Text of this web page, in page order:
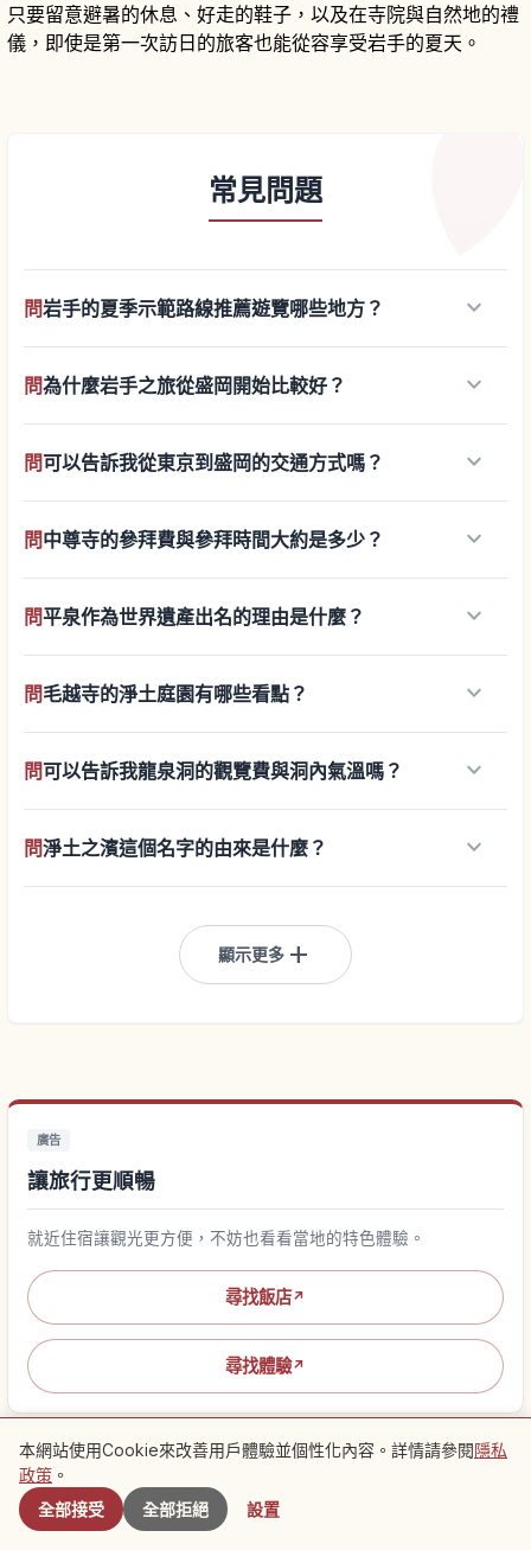
只要留意避暑的休息、好走的鞋子，以及在寺院與自然地的禮
儀，即使是第一次訪日的旅客也能從容享受岩手的夏天。
常見問題
問岩手的夏季示範路線推薦遊覽哪些地方？ keyboard_arrow_down
問為什麼岩手之旅從盛岡開始比較好？ keyboard_arrow_down
問可以告訴我從東京到盛岡的交通方式嗎？ keyboard_arrow_down
問中尊寺的參拜費與參拜時間大約是多少？ keyboard_arrow_down
問平泉作為世界遺產出名的理由是什麼？ keyboard_arrow_down
問毛越寺的淨土庭園有哪些看點？ keyboard_arrow_down
問可以告訴我龍泉洞的觀覽費與洞內氣溫嗎？ keyboard_arrow_down
問淨土之濱這個名字的由來是什麼？ keyboard_arrow_down
顯示更多 add
廣告
讓旅行更順暢
就近住宿讓觀光更方便，不妨也看看當地的特色體驗。
尋找飯店↗
尋找體驗↗
岩手縣的熱門文章
附近景點
本網站使用Cookie來改善用戶體驗並個性化內容。詳情請參閱隱私
政策 。
全部接受
全部拒絕 設置